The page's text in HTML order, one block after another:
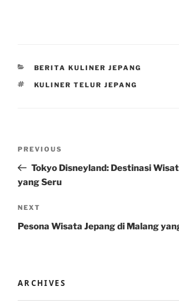
CATEGORIES
BERITA KULINER JEPANG
TAGS
KULINER TELUR JEPANG
Previous
Post
PREVIOUS
Tokyo Disneyland: Destinasi
yang Seru
Next
Post
NEXT
Pesona Wisata Jepang di Malang
ARCHIVES